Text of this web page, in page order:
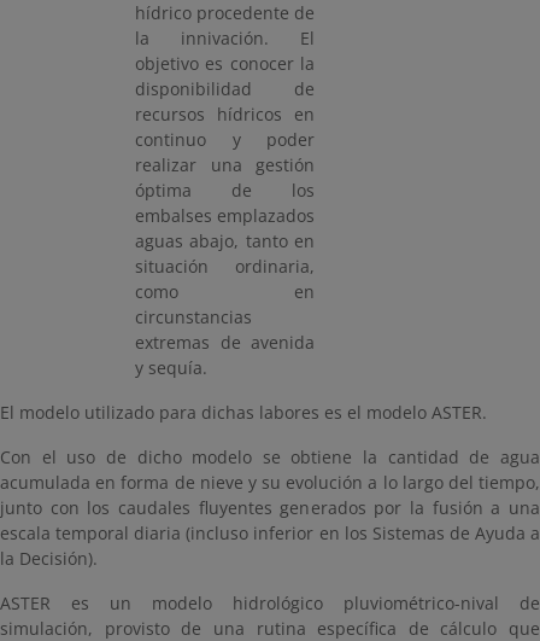
hídrico procedente de
la innivación. El
objetivo es conocer la
disponibilidad de
recursos hídricos en
continuo y poder
realizar una gestión
óptima de los
embalses emplazados
aguas abajo, tanto en
situación ordinaria,
como en
circunstancias
extremas de avenida
y sequía.
El modelo utilizado para dichas labores es el modelo ASTER.
Con el uso de dicho modelo se obtiene la cantidad de agua
acumulada en forma de nieve y su evolución a lo largo del tiempo,
junto con los caudales fluyentes generados por la fusión a una
escala temporal diaria (incluso inferior en los Sistemas de Ayuda a
la Decisión).
ASTER es un modelo hidrológico pluviométrico-nival de
simulación, provisto de una rutina específica de cálculo que